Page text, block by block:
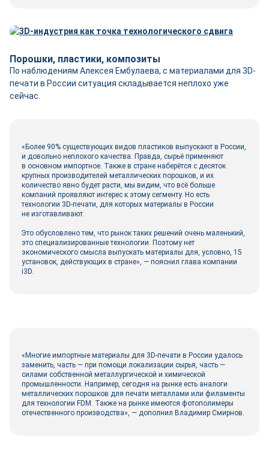
Порошки, пластики, композиты
По наблюдениям Алексея Ембулаева, с материалами для 3D-
печати в России ситуация складывается неплохо уже
сейчас.
«Более 90% существующих видов пластиков выпускают в России,
и довольно неплохого качества. Правда, сырьё применяют
в основном импортное. Также в стране наберётся с десяток
крупных производителей металлических порошков, и их
количество явно будет расти, мы видим, что всё больше
компаний проявляют интерес к этому сегменту. Но есть
технологии 3D-печати, для которых материалы в России
не изготавливают.
Это обусловлено тем, что рынок таких решений очень маленький,
это специализированные технологии. Поэтому нет
экономического смысла выпускать материалы для, условно, 15
установок, действующих в стране», — пояснил глава компании
i3D.
«Многие импортные материалы для 3D-печати в России удалось
заменить, часть — при помощи локализации сырья, часть —
силами собственной металлургической и химической
промышленности. Например, сегодня на рынке есть аналоги
металлических порошков для печати металлами или филаменты
для технологии FDM. Также на рынке имеются фотополимеры
отечественного производства», — дополнил Владимир Смирнов.